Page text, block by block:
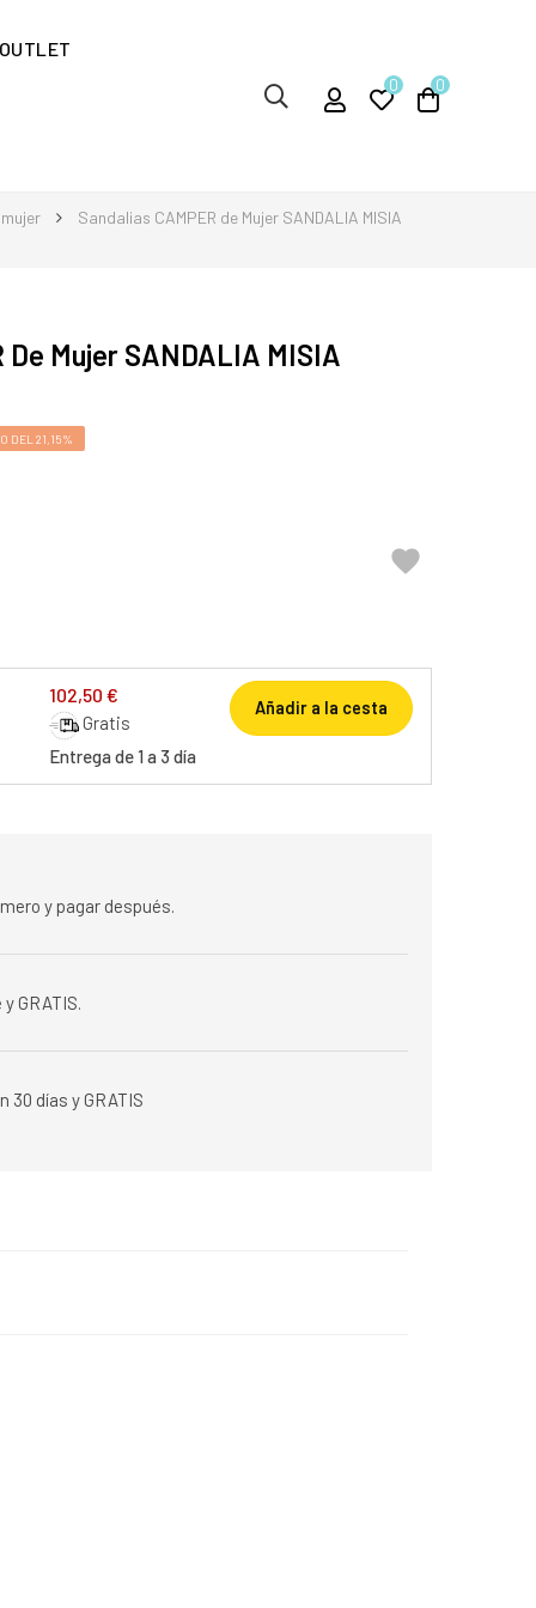
OUTLET
0 0
Sandalias CAMPER de Mujer SANDALIA MISIA
De Mujer SANDALIA MISIA
DEL 21,15%

102,50 €
Gratis
Entrega de 1 a 3 día
Añadir a la cesta
y pagar después.
GRATIS.
30 días y GRATIS